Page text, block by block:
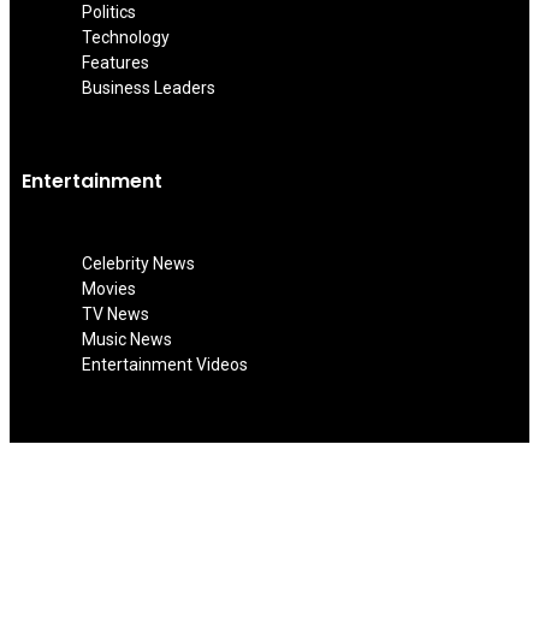
Politics
Technology
Features
Business Leaders
Entertainment
Celebrity News
Movies
TV News
Music News
Entertainment Videos